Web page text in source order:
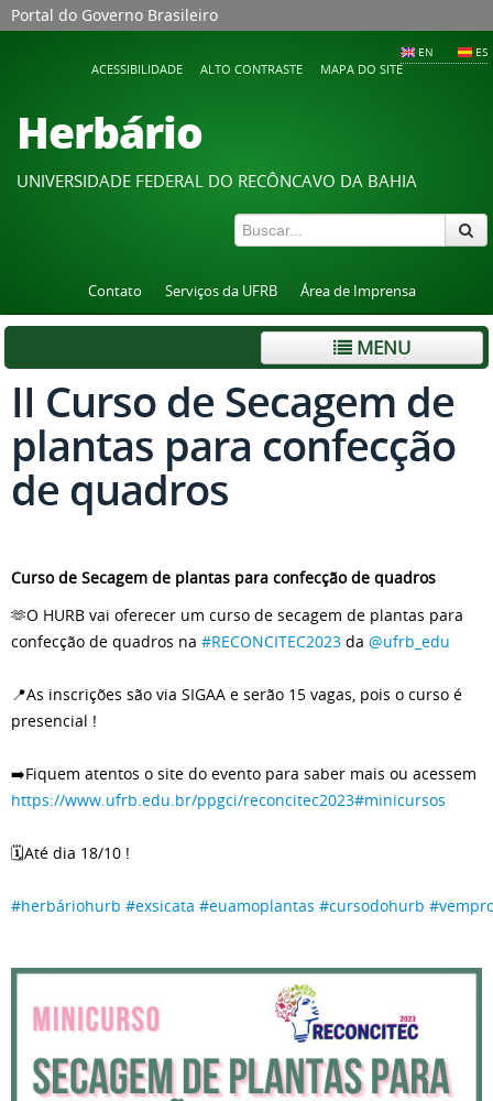
Portal do Governo Brasileiro
EN ES
ACESSIBILIDADE ALTO CONTRASTE MAPA DO SITE
Herbário
UNIVERSIDADE FEDERAL DO RECÔNCAVO DA BAHIA
Contato Serviços da UFRB Área de Imprensa
MENU
II Curso de Secagem de
plantas para confecção
de quadros
Curso de Secagem de plantas para confecção de quadros
🫶O HURB vai oferecer um curso de secagem de plantas para
confecção de quadros na #RECONCITEC2023 da @ufrb_edu
📍As inscrições são via SIGAA e serão 15 vagas, pois o curso é
presencial !
➡️Fiquem atentos o site do evento para saber mais ou acessem
https://www.ufrb.edu.br/ppgci/reconcitec2023#minicursos
🗓️Até dia 18/10 !
#herbáriohurb #exsicata #euamoplantas #cursodohurb